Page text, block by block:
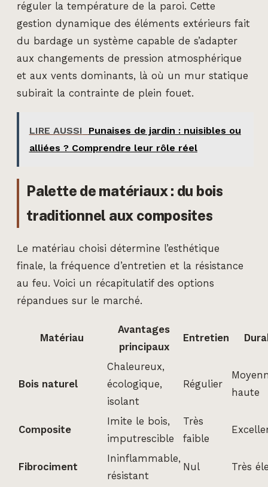
réguler la température de la paroi. Cette
gestion dynamique des éléments extérieurs fait
du bardage un système capable de s’adapter
aux changements de pression atmosphérique
et aux vents dominants, là où un mur statique
subirait la contrainte de plein fouet.
LIRE AUSSI
Punaises de jardin : nuisibles ou
alliées ? Comprendre leur rôle réel
Palette de matériaux : du bois
traditionnel aux composites
Le matériau choisi détermine l’esthétique
finale, la fréquence d’entretien et la résistance
au feu. Voici un récapitulatif des options
répandues sur le marché.
Matériau
Avantages
principaux
Entretien
Bois naturel
Chaleureux,
écologique,
isolant
Régulier
haute
Composite
Imite le bois,
imputrescible
Très
faible
Fibrociment
Ininflammable,
résistant
Nul Très